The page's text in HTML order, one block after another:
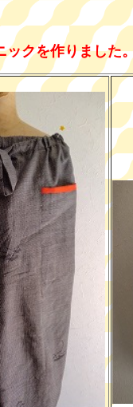
ックを作りました